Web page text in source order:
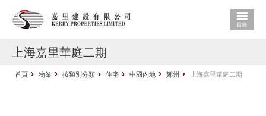
上海嘉里華庭二期
首頁 物業 按類別分類 住宅 中國內地 鄭州 上海嘉里華庭二期